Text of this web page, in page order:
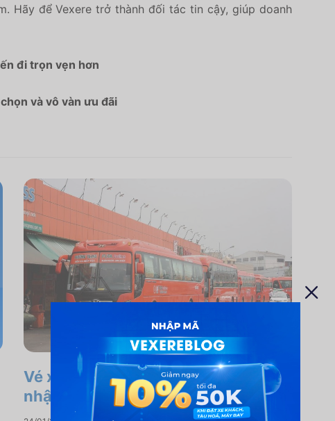
Hãy để Vexere trở thành đối tác tin cậy, giúp doanh
đi trọn vẹn hơn
và vô vàn ưu đãi
Vé xe Tết Phương Trang 2022: Cập
nhật lịch bán vé mới nhất